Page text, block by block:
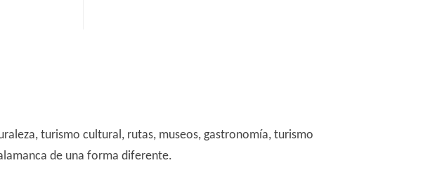
turismo cultural, rutas, museos, gastronomía, turismo
de una forma diferente.